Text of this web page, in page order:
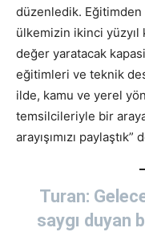
düzenledik. Eğitimden
ülkemizin ikinci yüzyıl
değer yaratacak
eğitimleri ve teknik
ilde, kamu ve yerel
temsilcileriyle bir
arayışımızı paylaştık”
Turan:
saygı duyan